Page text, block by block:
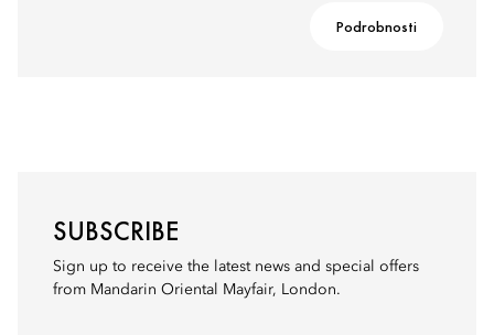
Podrobnosti
SUBSCRIBE
Sign up to receive the latest news and special offers
from Mandarin Oriental Mayfair, London.